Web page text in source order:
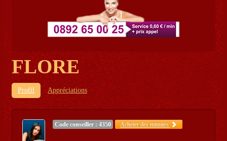
FLORE
Profil Appréciations
Code conseiller : 4350 Acheter des minutes